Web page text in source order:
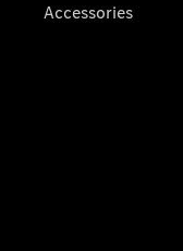
Accessories